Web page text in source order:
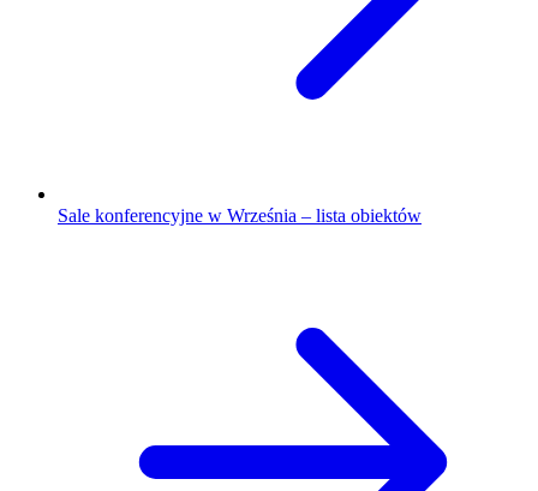
Sale konferencyjne w Września – lista obiektów